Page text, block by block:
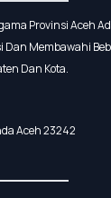
Provinsi Aceh
Dan Membawahi
Dan Kota.
Aceh 23242